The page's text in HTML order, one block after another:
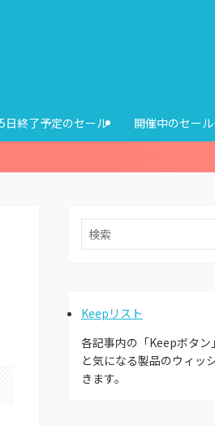
終了予定のセール 開催中のセー
Keepリスト
各記事内の「Keepボタン
と気になる製品のウィッ
きます。